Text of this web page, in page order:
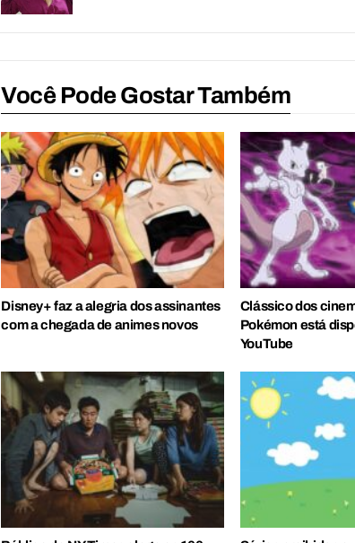
Você Pode Gostar Também
Disney+ faz a alegria dos assinantes
com a chegada de animes novos
Clássico dos
Pokémon está
YouTube